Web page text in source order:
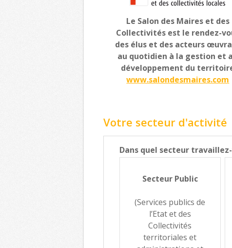
Le Salon des Maires et des
Collectivités est le rendez-
des élus et des acteurs
au quotidien à la gestion et
développement du
www.salondesmaires.com
Votre secteur d'activité
Dans quel secteur
Secteur Public
(Services publics de
l’Etat et des
Collectivités
territoriales et